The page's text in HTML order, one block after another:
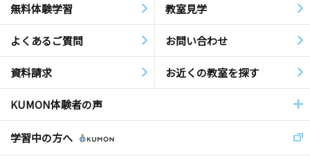
無料体験学習 教室見学
よくあるご質問 お問い合わせ
資料請求 お近くの教室を探す
KUMON体験者の声
学習中の方へ